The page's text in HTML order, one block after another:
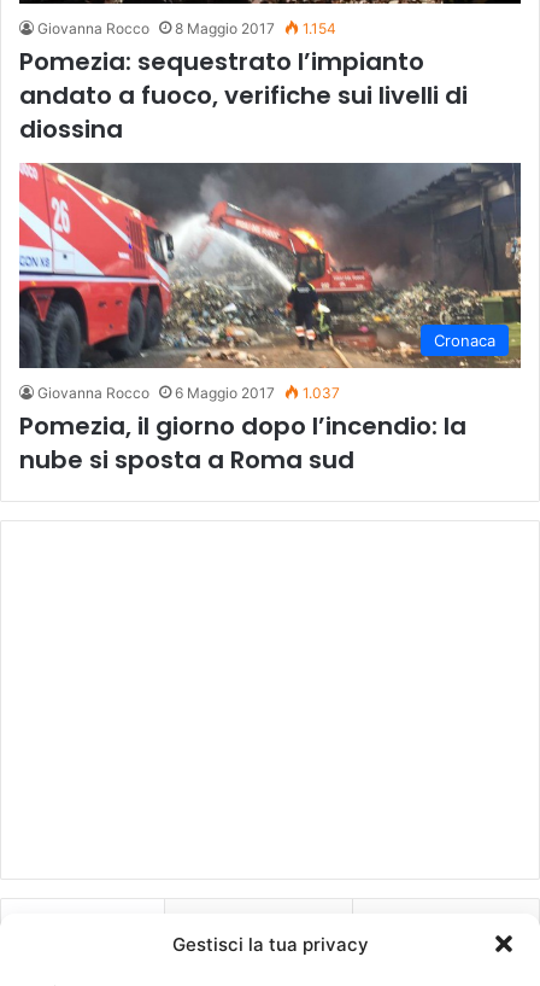
Gestisci la tua privacy
Giovanna Rocco 8 Maggio 2017 1.154
Pomezia: sequestrato l’impianto
andato a fuoco, verifiche sui livelli di
diossina
Cronaca
Giovanna Rocco 6 Maggio 2017 1.037
Pomezia, il giorno dopo l’incendio: la
nube si sposta a Roma sud
Più visitati